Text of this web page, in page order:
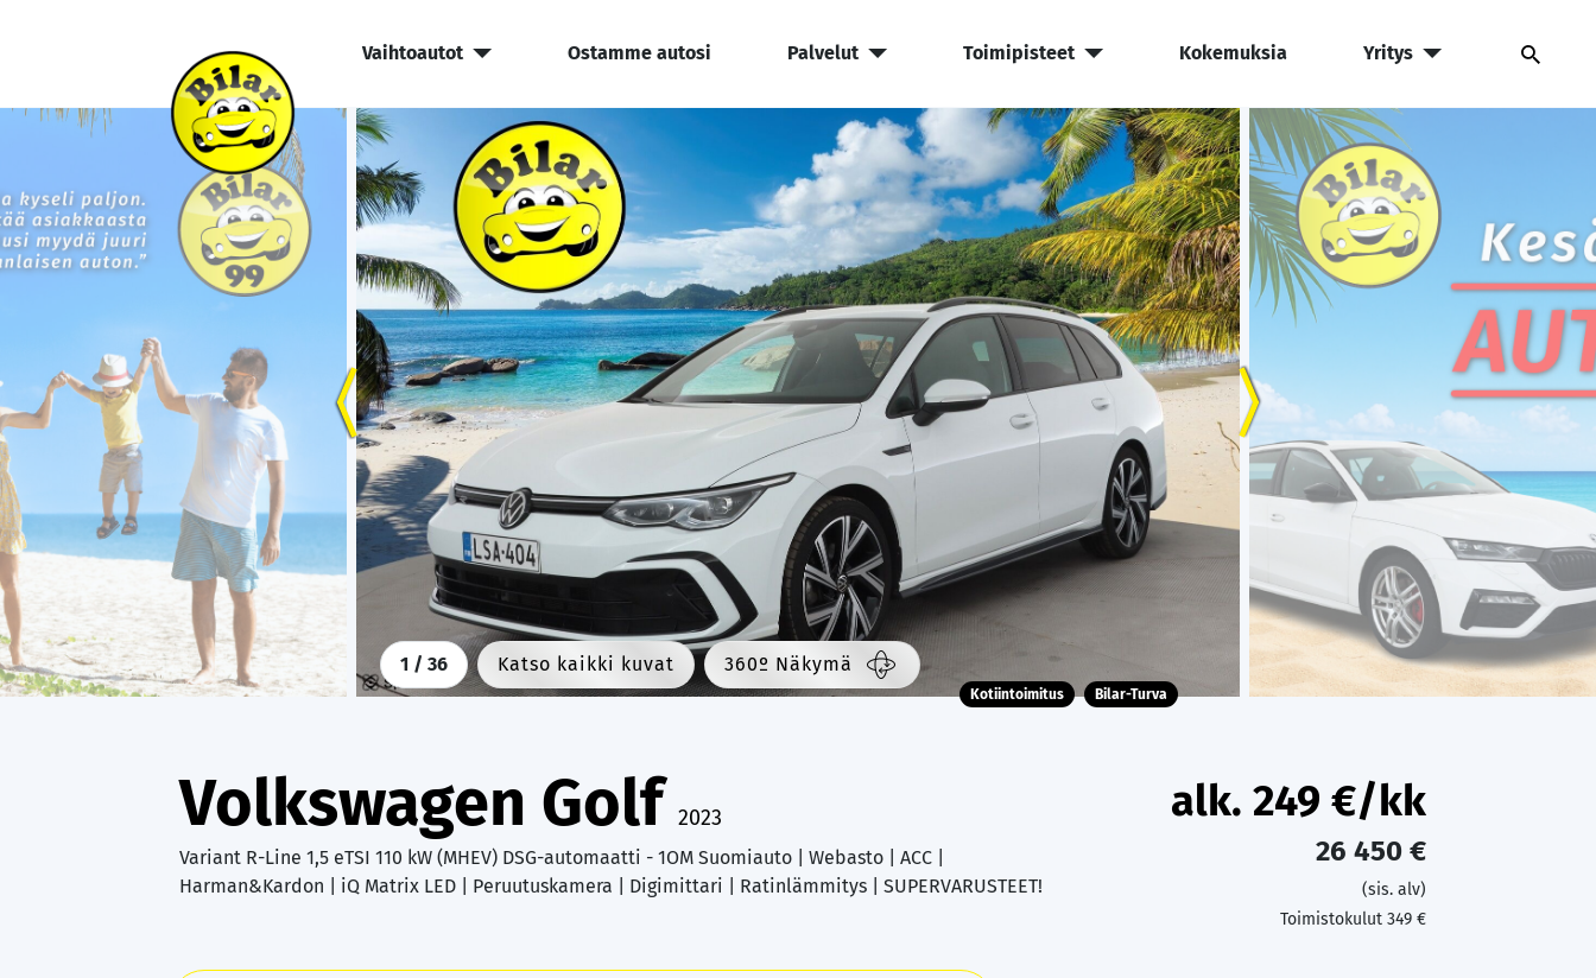
Vaihtoautot Ostamme autosi Palvelut Toimipisteet Kokemuksia Yritys
1 / 36 Katso kaikki kuvat 360º Näkymä
Kotiintoimitus Bilar-Turva
Volkswagen Golf 2023
Variant R-Line 1,5 eTSI 110 kW (MHEV) DSG-automaatti - 1OM Suomiauto | Webasto | ACC |
Harman&Kardon | iQ Matrix LED | Peruutuskamera | Digimittari | Ratinlämmitys | SUPERVARUSTEET!
alk. 249 €/kk
26 450 €
(sis. alv)
Toimistokulut 349 €